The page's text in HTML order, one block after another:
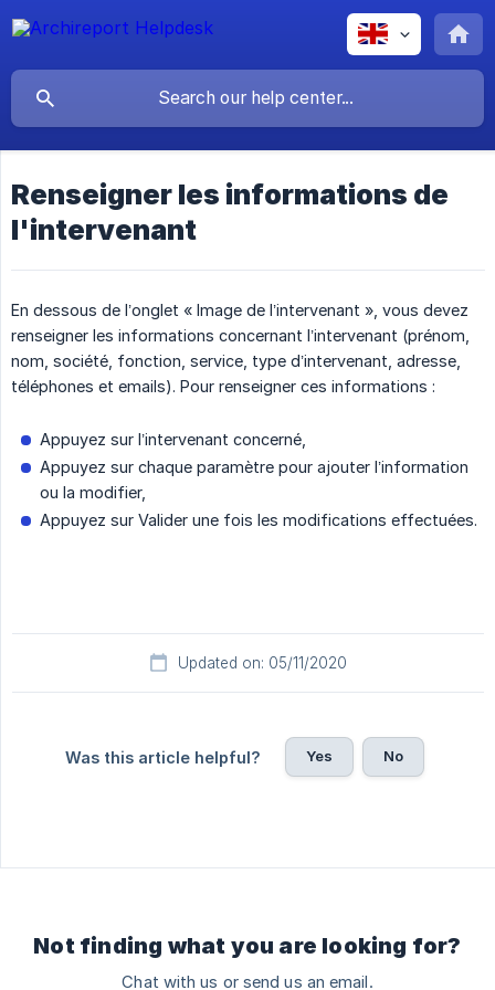
Renseigner les informations de
l'intervenant
En dessous de l’onglet « Image de l’intervenant », vous devez
renseigner les informations concernant l’intervenant (prénom,
nom, société, fonction, service, type d’intervenant, adresse,
téléphones et emails). Pour renseigner ces informations :
Appuyez sur l’intervenant concerné,
Appuyez sur chaque paramètre pour ajouter l’information
ou la modifier,
Appuyez sur Valider une fois les modifications effectuées.
Updated on: 05/11/2020
Was this article helpful? Yes No
Not finding what you are looking for?
Chat with us or send us an email.